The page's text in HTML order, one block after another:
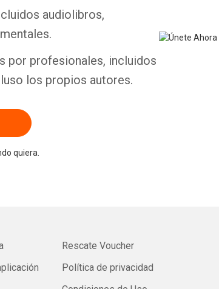
audiolibros,
por profesionales, incluidos
los propios autores.
quiera.
Rescate Voucher
Política de privacidad